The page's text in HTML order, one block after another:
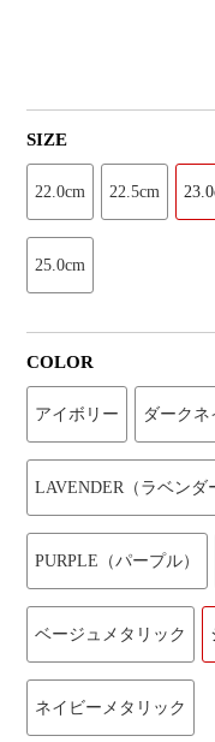
SIZE
22.0cm 22.5cm
25.0cm
COLOR
アイボリー ダークネ
LAVENDER（ラベンダ
PURPLE（パープル）
ベージュメタリック
ネイビーメタリック